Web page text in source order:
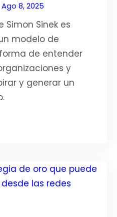
Ago 8, 2025
Simon Sinek es
modelo de
de entender
y
y generar un